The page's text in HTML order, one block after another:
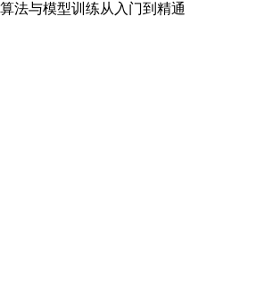
法与模型训练从入门到精通